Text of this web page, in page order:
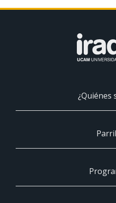
¿Quiénes